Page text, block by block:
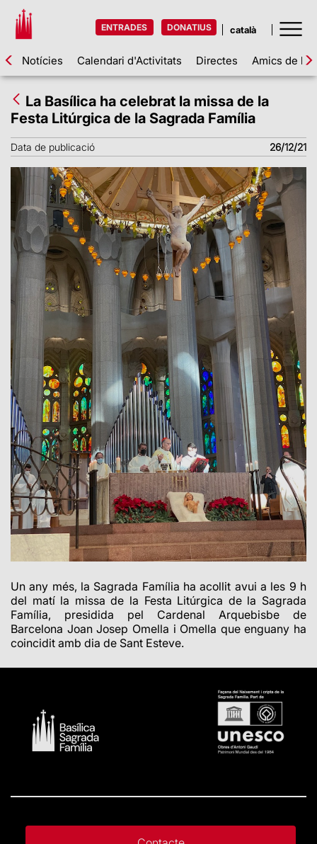
ENTRADES DONATIUS
Notícies Calendari d'Activitats Directes Amics de la
La Basílica ha celebrat la missa de la
Festa Litúrgica de la Sagrada Família
Data de publicació 26/12/21
Un any més, la Sagrada Família ha acollit avui a les 9 h
del matí la missa de la Festa Litúrgica de la Sagrada
Família, presidida pel Cardenal Arquebisbe de
Barcelona Joan Josep Omella i Omella que enguany ha
coincidit amb dia de Sant Esteve.